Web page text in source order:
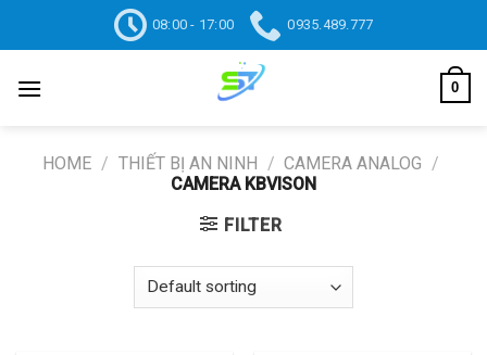
08:00 - 17:00 0935.489.777
0
HOME / THIẾT BỊ AN NINH / CAMERA ANALOG /
CAMERA KBVISON
FILTER